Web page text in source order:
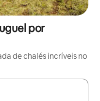
por
de chalés incríveis no
disponíveis, explore-os